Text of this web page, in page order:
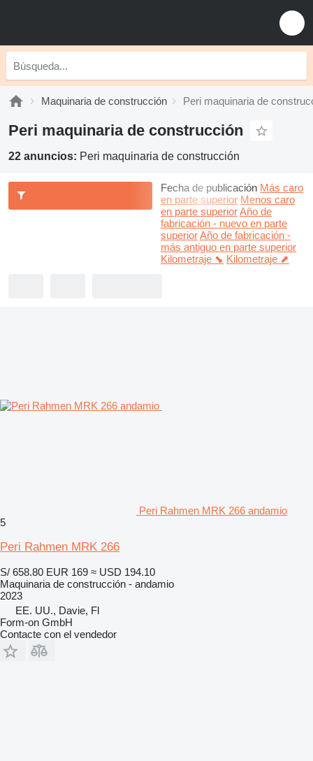
Maquinaria de construcción Peri maquinaria de
Peri maquinaria de construcción
22 anuncios: Peri maquinaria de construcción
Fecha de publicación Más caro
en parte superior Menos caro
en parte superiorAño de
fabricación - nuevo en parte
superiorAño de fabricación -
más antiguo en parte superior
Kilometraje ⬊ Kilometraje ⬈
Peri Rahmen MRK 266 andamio
5
Peri Rahmen MRK 266
S/ 658.80 EUR 169 ≈ USD 194.10
Maquinaria de construcción - andamio
2023
EE. UU., Davie, Fl
Form-on GmbH
Contacte con el vendedor